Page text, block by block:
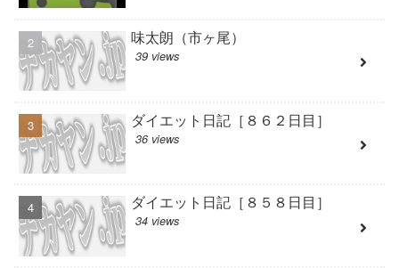
味太朗（市ヶ尾）
39 views
ダイエット日記［８６２日目］
36 views
ダイエット日記［８５８日目］
34 views